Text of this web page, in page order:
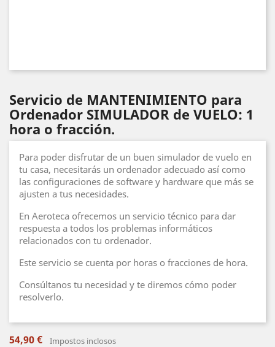
Servicio de MANTENIMIENTO para
Ordenador SIMULADOR de VUELO: 1
hora o fracción.
Para poder disfrutar de un buen simulador de vuelo en
tu casa, necesitarás un ordenador adecuado así como
las configuraciones de software y hardware que más se
ajusten a tus necesidades.
En Aeroteca ofrecemos un servicio técnico para dar
respuesta a todos los problemas informáticos
relacionados con tu ordenador.
Este servicio se cuenta por horas o fracciones de hora.
Consúltanos tu necesidad y te diremos cómo poder
resolverlo.
54,90 € Impostos inclosos